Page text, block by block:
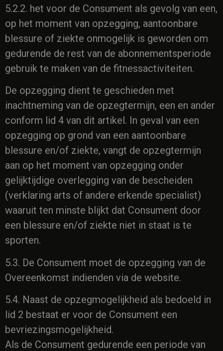
5.2.2. het voor de Consument als gevolg van een,
op het moment van opzegging, aantoonbare
blessure of ziekte onmogelijk is geworden om
gedurende de rest van de abonnementsperiode
gebruik te maken van de fitnessactiviteiten.
De opzegging dient te geschieden met
inachtneming van de opzegtermijn, een en ander
conform lid 4 van dit artikel. In geval van een
opzegging op grond van een aantoonbare
blessure en/of ziekte, vangt de opzegtermijn
aan op het moment van opzegging onder
gelijktijdige overlegging van de bescheiden
(verklaring arts of andere erkende specialist)
waaruit ten minste blijkt dat Consument door
een blessure en/of ziekte niet in staat is te
sporten.
5.3. De Consument moet de opzegging van de
Overeenkomst indienden via de website.
5.4. Naast de opzegmogelijkheid als bedoeld in
lid 2 bestaat er voor de Consument een
bevriezingsmogelijkheid.
Als de Consument gedurende een periode van